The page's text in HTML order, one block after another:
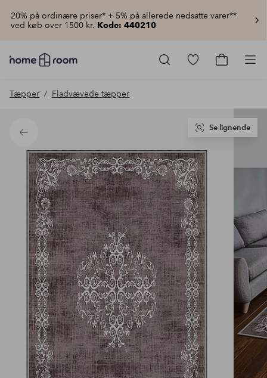
20% på ordinære priser* + 5% på allerede nedsatte varer**
ved køb over 1500 kr. Kode: 440210
Homeroom
–
hjemmet
pris
Gå
Gå
Tæpper Fladvævede tæpper
Tilbage
Se lignende